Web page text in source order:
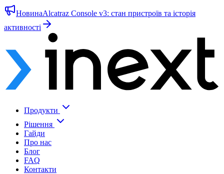
НовинаAlcatraz Console v3: стан пристроїв та історія
активності
Продукти
Рішення
Гайди
Про нас
Блог
FAQ
Контакти